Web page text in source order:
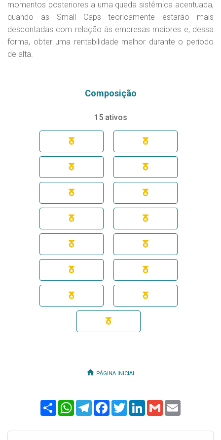
momentos posteriores a uma queda sistêmica acentuada,
quando as Small Caps teoricamente estarão mais
descontadas com relação às empresas maiores e, dessa
forma, obter uma rentabilidade melhor durante o período
de alta.
Composição
15 ativos
PÁGINA INICIAL
ShareWhatsAppTelegramFacebook
TwitterLinkedInGmail